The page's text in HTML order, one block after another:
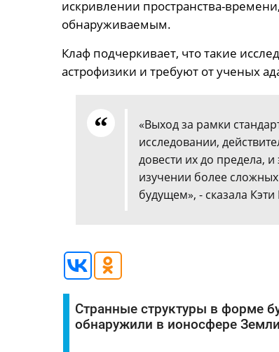
искривлении пространства-
обнаруживаемым.
Клаф подчеркивает, что такие
астрофизики и требуют от ученых
«Выход за рамки
исследовании,
довести их до предела,
изучении более
будущем», - сказала Кэти
Странные структуры в форме
обнаружили в ионосфере Земли